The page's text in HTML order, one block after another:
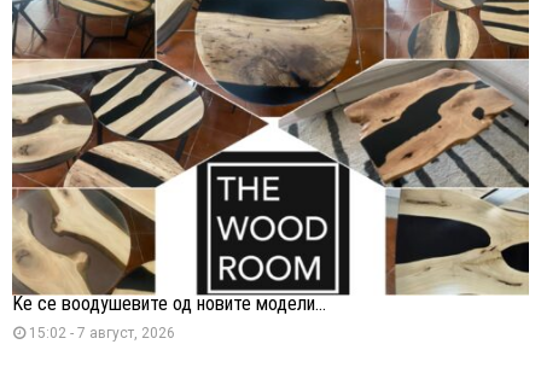
Ќе се воодушевите од новите модели...
15:02 - 7 август, 2026